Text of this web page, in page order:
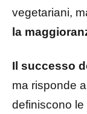
vegetariani,
la
Il successo
ma risponde
definiscono